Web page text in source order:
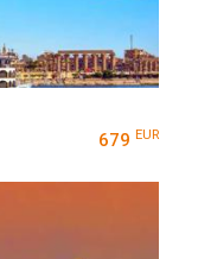
679 EUR